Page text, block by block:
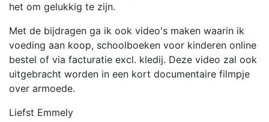
het om gelukkig te zijn.
Met de bijdragen ga ik ook video's maken waarin ik
voeding aan koop, schoolboeken voor kinderen online
bestel of via facturatie excl. kledij. Deze video zal ook
uitgebracht worden in een kort documentaire filmpje
over armoede.
Liefst Emmely